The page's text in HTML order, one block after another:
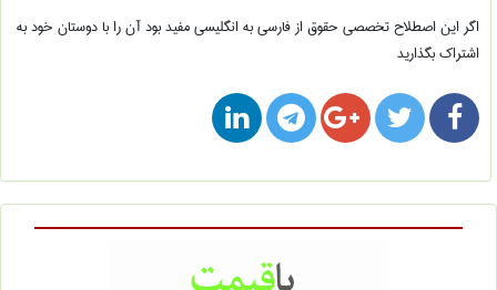
اگر این اصطلاح تخصصی حقوق از فارسی به انگلیسیمفید بود آن را با دوستان خود به
اشتراک بگذارید